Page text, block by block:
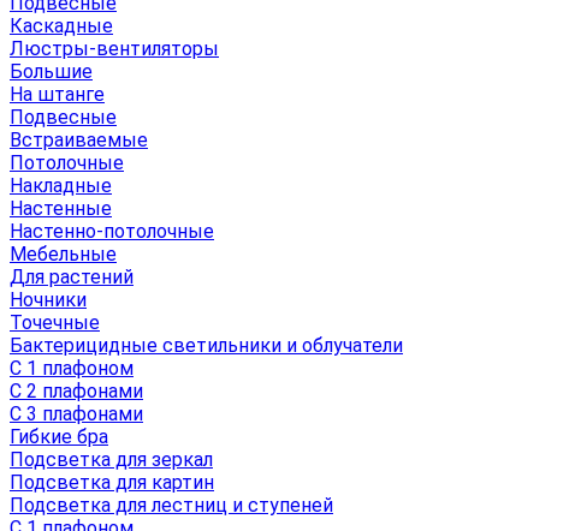
Каскадные
Люстры-вентиляторы
Большие
На штанге
Подвесные
Встраиваемые
Потолочные
Накладные
Настенные
Настенно-потолочные
Мебельные
Для растений
Ночники
Точечные
Бактерицидные светильники и облучатели
С 1 плафоном
С 2 плафонами
С 3 плафонами
Гибкие бра
Подсветка для зеркал
Подсветка для картин
Подсветка для лестниц и ступеней